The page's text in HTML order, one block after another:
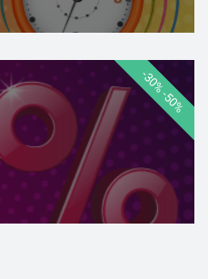
-30% -50%